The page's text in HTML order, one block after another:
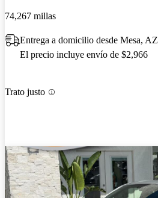
74,267 millas
Entrega a domicilio desde Mesa, AZ
El precio incluye envío de $2,966
Trato justo